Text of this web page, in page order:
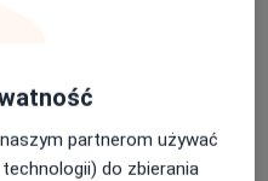
(1)
kalendarz online
partnerom używać
do zbierania